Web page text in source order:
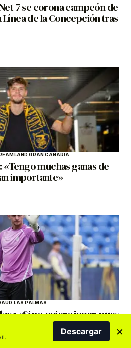
7 se corona campeón de
Línea de la Concepción tras
GRAN CANARIA
muchas ganas de
importante»
UD LAS PALMAS
«Si no quiere jugar, pues
las redes»Descargar ×